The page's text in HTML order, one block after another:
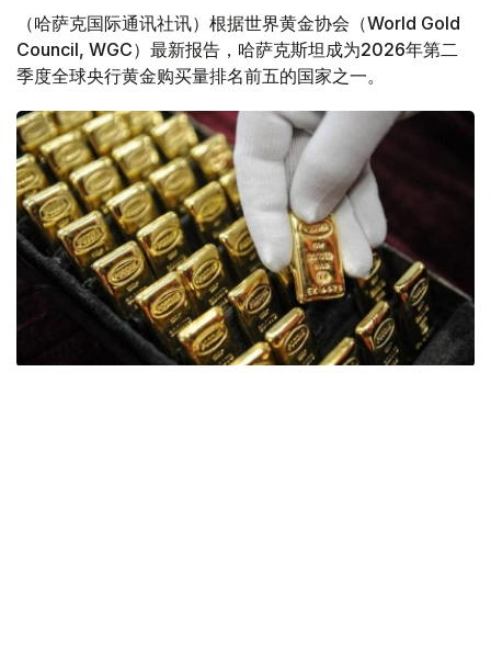
（哈萨克国际通讯社讯）根据世界黄金协会（World Gold
Council, WGC）最新报告，哈萨克斯坦成为2026年第二
季度全球央行黄金购买量排名前五的国家之一。